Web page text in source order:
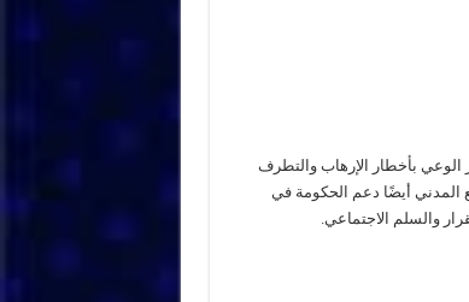
بأخطار الإرهاب والتطرف
المدني أيضًا دعم الحكومة في
والسلم الاجتماعي.